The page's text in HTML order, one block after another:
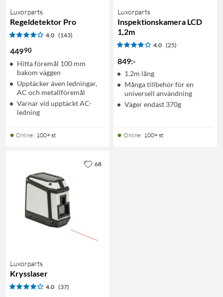
Luxorparts
Regeldetektor Pro
4.0 (143)
44990
Hitta föremål 100 mm
bakom väggen
Upptäcker även ledningar,
AC och metallföremål
Varnar vid upptäckt AC-
ledning
Online: 100+ st
Luxorparts
Inspektionskamera LCD
1,2m
4.0 (25)
849:-
1.2m lång
Många tillbehör för en
universell användning
Väger endast 370g
Online: 100+ st
Luxorparts
Krysslaser
4.0 (37)
68